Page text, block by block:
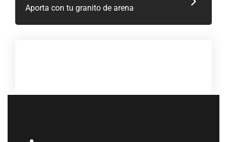
Aporta con tu granito de arena